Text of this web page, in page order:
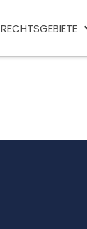
RECHTSGEBIETE